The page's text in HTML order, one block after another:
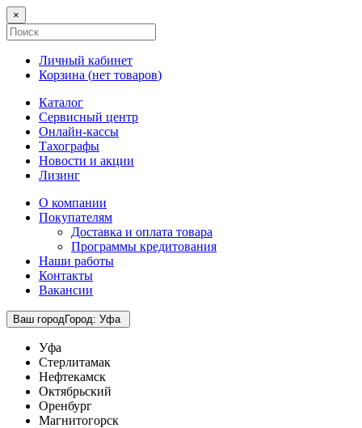
×
Личный кабинет
Корзина (нет товаров)
Каталог
Сервисный центр
Онлайн-кассы
Тахографы
Новости и акции
Лизинг
О компании
Покупателям
Доставка и оплата товара
Программы кредитования
Наши работы
Контакты
Вакансии
Ваш городГород: Уфа
Уфа
Стерлитамак
Нефтекамск
Октябрьский
Оренбург
Магнитогорск